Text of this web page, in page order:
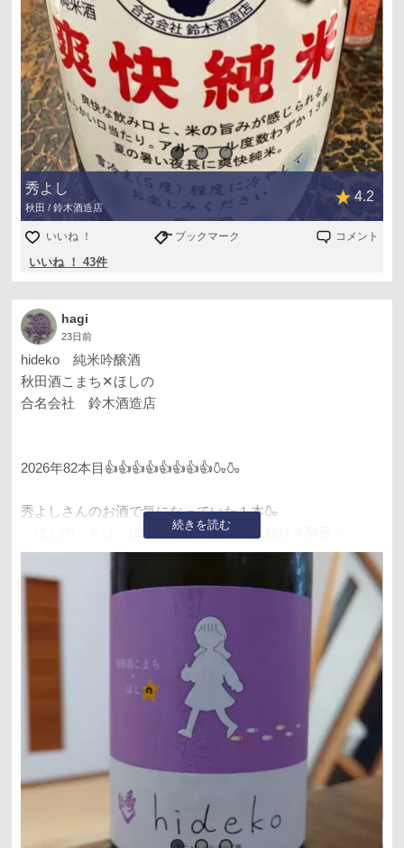
秀よし
秋田 / 鈴木酒造店
4.2
いいね ！ ブックマーク コメント
いいね ！ 43件
hagi
23日前
続きを読む
hideko 純米吟醸酒
秋田酒こまち✕ほしの
合名会社 鈴木酒造店
2026年82本目👍👍👍👍👍👍👍👍🍶🍶
秀よしさんのお酒で気になっていた１本🍶
「ほしの」とは「ほしの酵母」で自社の蔵付き酵母✨
酢酸イソアミル系らしいですが、香りはわずか笑
個人的にはもうちょい香りほしい💦
味はちょいとバナナ🍌系を感じます💪
渋味も無く、スイスイっと飲めますけど、こちらもアル度
もう自分のなかでは16は高アルのレベル(ﾟ∀ﾟ)
低アルに身体か慣れちゃってますね～😅
しっかりと食中酒向けと思いました😋
２合くらいはペロリですね😁
単身赴任先での感想でした😋